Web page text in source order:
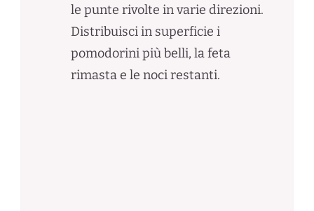
le punte rivolte in varie direzioni.
Distribuisci in superficie i
pomodorini più belli, la feta
rimasta e le noci restanti.